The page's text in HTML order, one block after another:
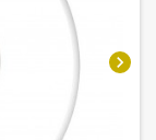
chevron_right